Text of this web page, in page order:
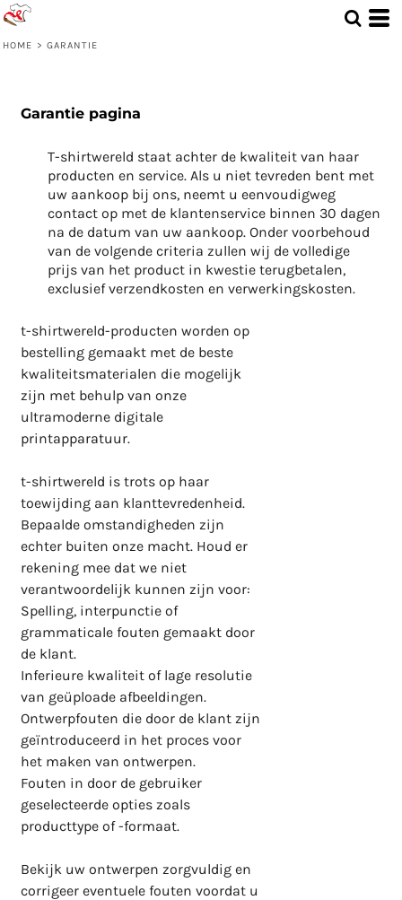
HOME > GARANTIE
Garantie pagina
T-shirtwereld staat achter de kwaliteit van haar
producten en service. Als u niet tevreden bent met
uw aankoop bij ons, neemt u eenvoudigweg
contact op met de klantenservice binnen 30 dagen
na de datum van uw aankoop. Onder voorbehoud
van de volgende criteria zullen wij de volledige
prijs van het product in kwestie terugbetalen,
exclusief verzendkosten en verwerkingskosten.
t-shirtwereld-producten worden op
bestelling gemaakt met de beste
kwaliteitsmaterialen die mogelijk
zijn met behulp van onze
ultramoderne digitale
printapparatuur.
t-shirtwereld is trots op haar
toewijding aan klanttevredenheid.
Bepaalde omstandigheden zijn
echter buiten onze macht. Houd er
rekening mee dat we niet
verantwoordelijk kunnen zijn voor:
Spelling, interpunctie of
grammaticale fouten gemaakt door
de klant.
Inferieure kwaliteit of lage resolutie
van geüploade afbeeldingen.
Ontwerpfouten die door de klant zijn
geïntroduceerd in het proces voor
het maken van ontwerpen.
Fouten in door de gebruiker
geselecteerde opties zoals
producttype of -formaat.
Bekijk uw ontwerpen zorgvuldig en
corrigeer eventuele fouten voordat u